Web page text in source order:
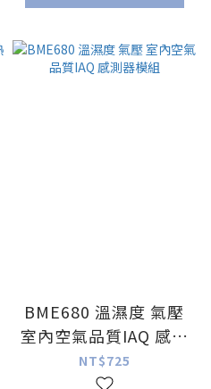
BME680 溫濕度 氣壓
室內空氣品質IAQ 感測
器模組
NT$725